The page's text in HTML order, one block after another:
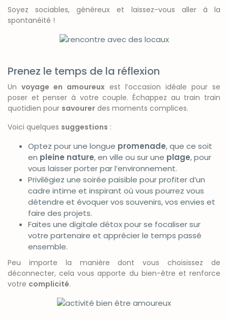
Soyez sociables, généreux et laissez-vous aller à la
spontanéité !
Prenez le temps de la réflexion
Un voyage en amoureux est l’occasion idéale pour se
poser et penser à votre couple. Échappez au train train
quotidien pour savourer des moments complices.
Voici quelques suggestions :
Optez pour une longue promenade, que ce soit
en pleine nature, en ville ou sur une plage, pour
vous laisser porter par l’environnement.
Privilégiez une soirée paisible pour profiter d’un
cadre intime et inspirant où vous pourrez vous
détendre et évoquer vos souvenirs, vos envies et
faire des projets.
Faites une digitale détox pour se focaliser sur
votre partenaire et apprécier le temps passé
ensemble.
Peu importe la manière dont vous choisissez de
déconnecter, cela vous apporte du bien-être et renforce
votre complicité.